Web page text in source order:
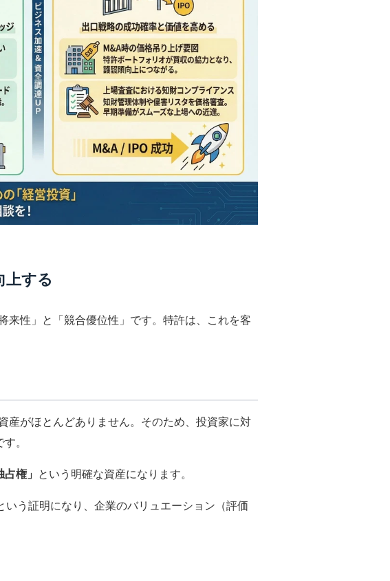
上する
来性」と「競合優位性」です。特許は、これを客
産がほとんどありません。そのため、投資家に対
。
占権」 という明確な資産になります。
う証明になり、企業のバリュエーション（評価